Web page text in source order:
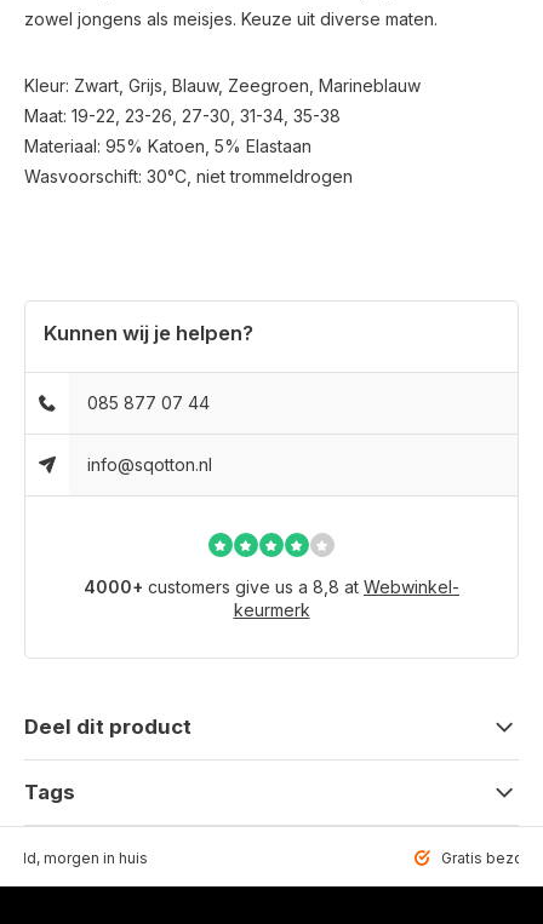
zowel jongens als meisjes. Keuze uit diverse maten.
Kleur: Zwart, Grijs, Blauw, Zeegroen, Marineblauw
Maat: 19-22, 23-26, 27-30, 31-34, 35-38
Materiaal: 95% Katoen, 5% Elastaan
Wasvoorschift: 30°C, niet trommeldrogen
Kunnen wij je helpen?
085 877 07 44
info@sqotton.nl
4000+ customers give us a 8,8 at Webwinkel-
keurmerk
Deel dit product
Tags
morgen in huis Gratis